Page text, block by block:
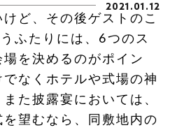
2021.01.12
ど、その後ゲストのこ
ふたりには、6つのス
を決めるのがポイン
でなくホテルや式場の神
た披露宴においては、
望むなら、同敷地内の